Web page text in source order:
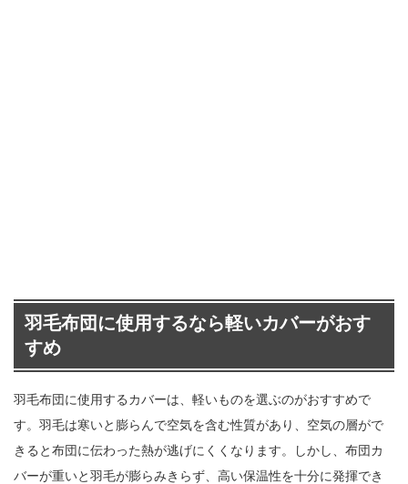
羽毛布団に使用するなら軽いカバーがおす
すめ
羽毛布団に使用するカバーは、軽いものを選ぶのがおすすめで
す。羽毛は寒いと膨らんで空気を含む性質があり、空気の層がで
きると布団に伝わった熱が逃げにくくなります。しかし、布団カ
バーが重いと羽毛が膨らみきらず、高い保温性を十分に発揮でき